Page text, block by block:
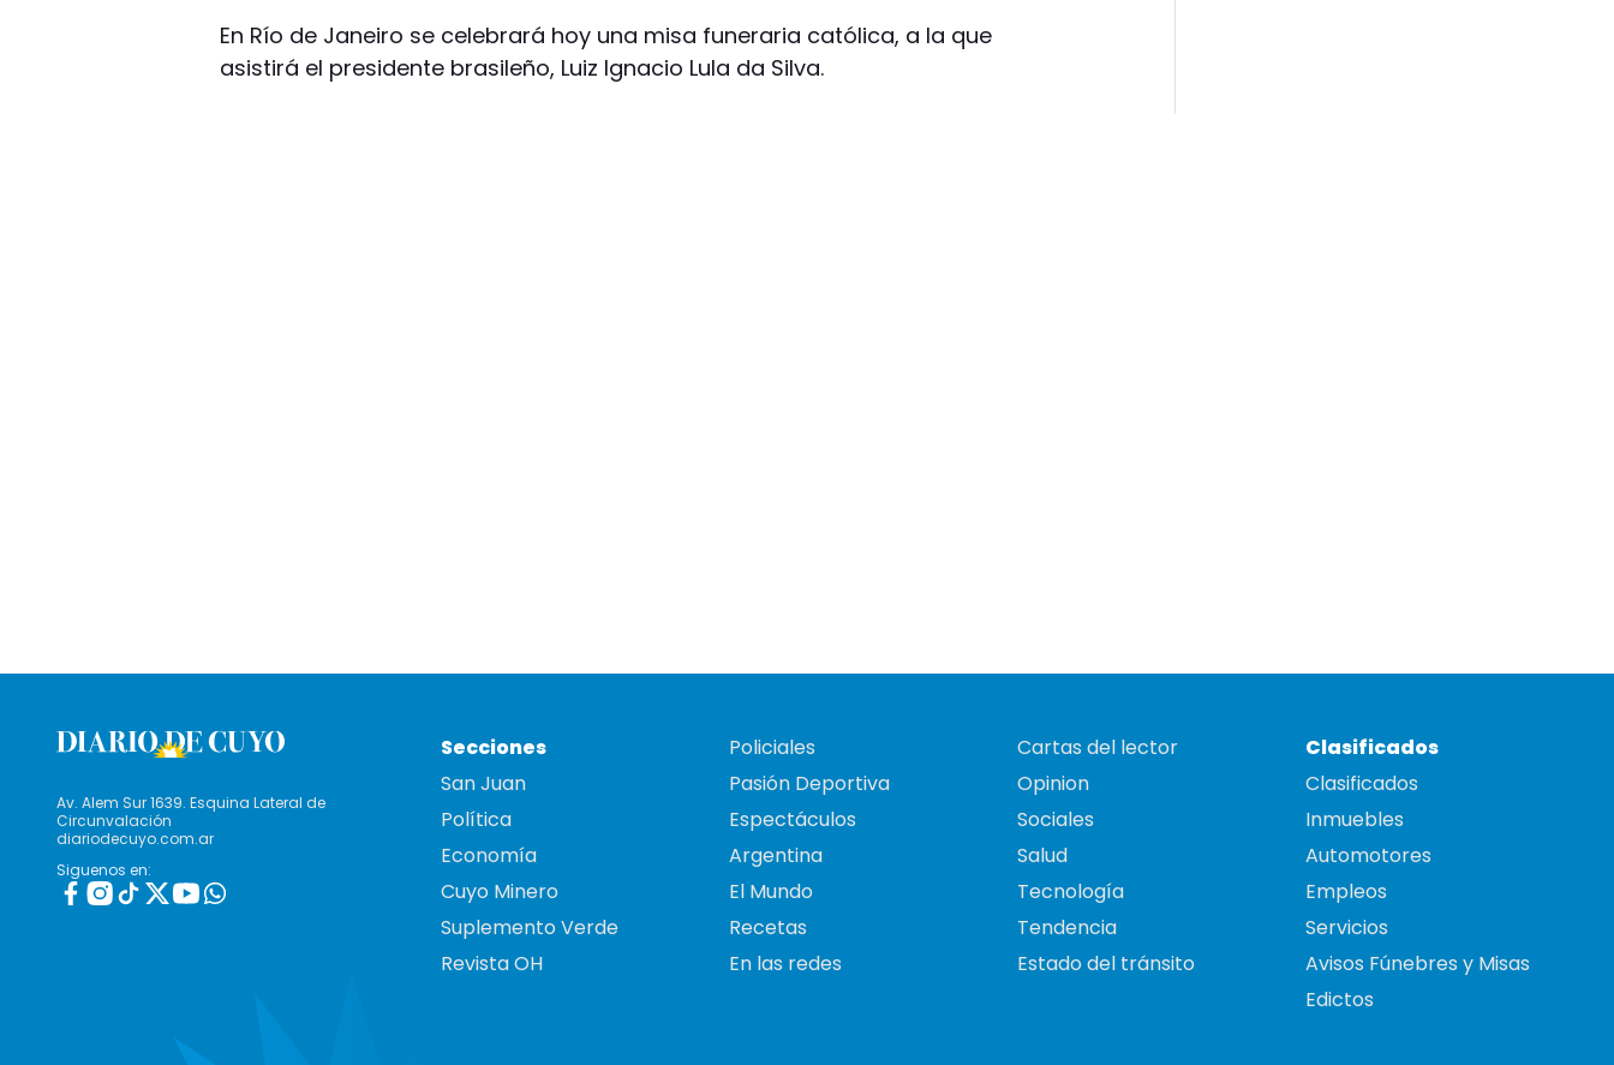
En Río de Janeiro se celebrará hoy una misa funeraria católica, a la que
asistirá el presidente brasileño, Luiz Ignacio Lula da Silva.
Av. Alem Sur 1639. Esquina Lateral de
Circunvalación
diariodecuyo.com.ar
Siguenos en:
Secciones
San Juan
Política
Economía
Cuyo Minero
Suplemento Verde
Revista OH
Policiales
Pasión Deportiva
Espectáculos
Argentina
El Mundo
Recetas
En las redes
Cartas del lector
Opinion
Sociales
Salud
Tecnología
Tendencia
Estado del tránsito
Clasificados
Clasificados
Inmuebles
Automotores
Empleos
Servicios
Avisos Fúnebres y Misas
Edictos